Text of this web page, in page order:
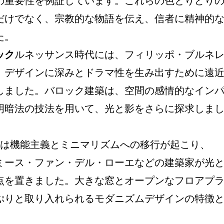
けでなく、宗教的な物語を伝え、信者に精神的な
クルネッサンス時代には、フィリッポ・ブルネレ
デザインに深みとドラマ性を生み出すために遠近
ました。バロック建築は、空間の感情的なインパ
暗法の技法を用いて、光と影をさらに探求しまし
機能主義とミニマリズムへの移行が起こり、
ース・ファン・デル・ローエなどの建築家が光と
を置きました。大きな窓とオープンなフロアプラ
りと取り入れられるモダニズムデザインの特徴と